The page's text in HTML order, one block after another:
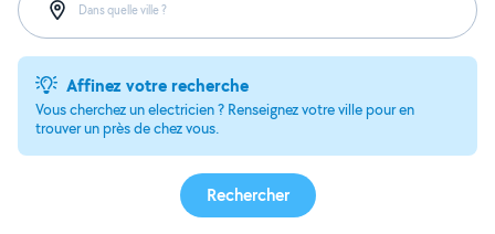
Dans quelle ville ?
Affinez votre recherche
Vous cherchez un electricien ? Renseignez votre ville pour en
trouver un près de chez vous.
Rechercher